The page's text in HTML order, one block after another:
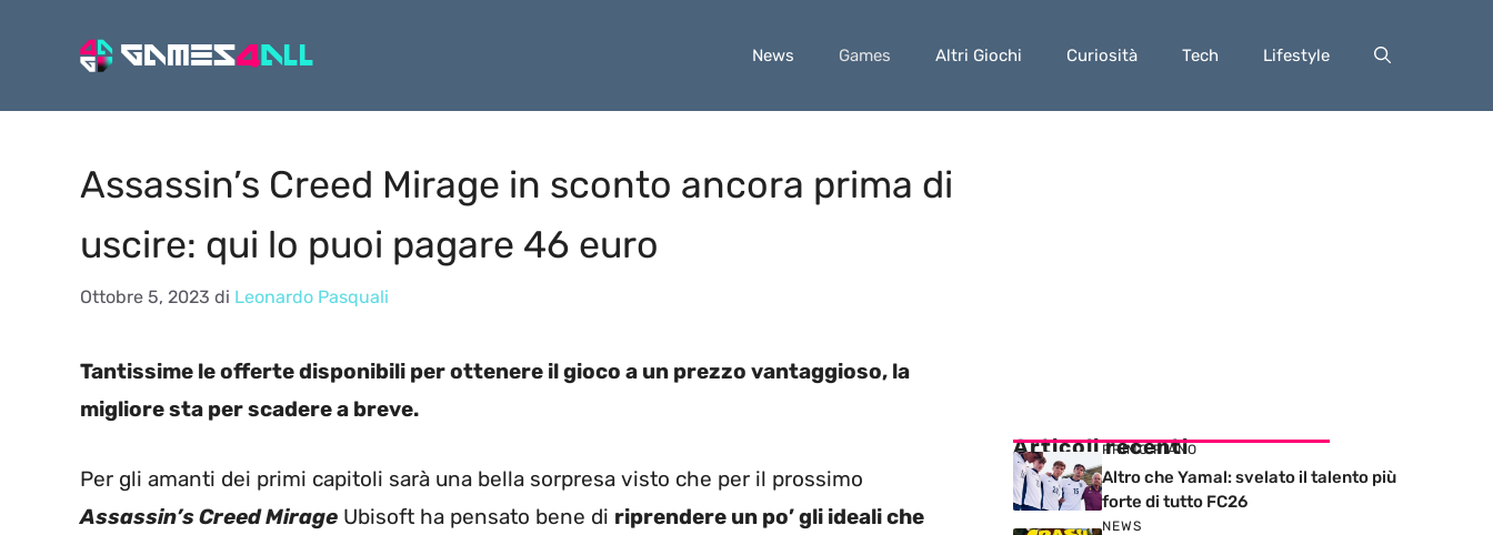
News Games Altri Giochi Curiosità Tech Lifestyle
Assassin’s Creed Mirage in sconto ancora prima di
uscire: qui lo puoi pagare 46 euro
Ottobre 5, 2023 di Leonardo Pasquali
Tantissime le offerte disponibili per ottenere il gioco a un prezzo vantaggioso, la
migliore sta per scadere a breve.
Per gli amanti dei primi capitoli sarà una bella sorpresa visto che per il prossimo
Assassin’s Creed Mirage Ubisoft ha pensato bene di riprendere un po’ gli ideali che
Articoli recenti
PRIMO PIANO
Altro che Yamal: svelato il talento più
forte di tutto FC26
NEWS